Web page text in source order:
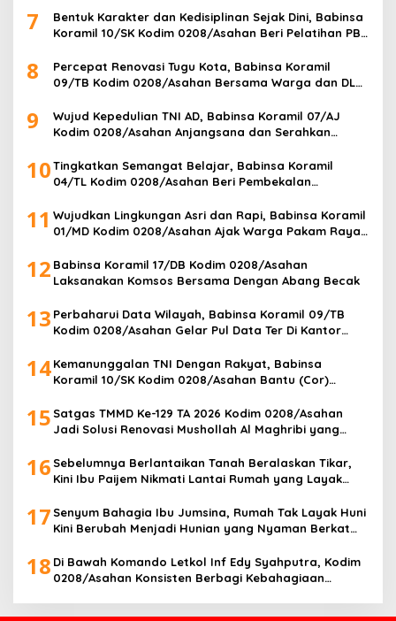
7
Bentuk Karakter dan Kedisiplinan Sejak Dini, Babinsa
Koramil 10/SK Kodim 0208/Asahan Beri Pelatihan PBB
8
Percepat Renovasi Tugu Kota, Babinsa Koramil
09/TB Kodim 0208/Asahan Bersama Warga dan DLH
9
Wujud Kepedulian TNI AD, Babinsa Koramil 07/AJ
Kodim 0208/Asahan Anjangsana dan Serahkan
10Tingkatkan Semangat Belajar, Babinsa Koramil
04/TL Kodim 0208/Asahan Beri Pembekalan
11 Wujudkan Lingkungan Asri dan Rapi, Babinsa Koramil
01/MD Kodim 0208/Asahan Ajak Warga Pakam Raya
12 Babinsa Koramil 17/DB Kodim 0208/Asahan
Laksanakan Komsos Bersama Dengan Abang Becak
13 Perbaharui Data Wilayah, Babinsa Koramil 09/TB
Kodim 0208/Asahan Gelar Pul Data Ter Di Kantor
14Kemanunggalan TNI Dengan Rakyat, Babinsa
Koramil 10/SK Kodim 0208/Asahan Bantu (Cor)
15 Satgas TMMD Ke-129 TA 2026 Kodim 0208/Asahan
Jadi Solusi Renovasi Mushollah Al Maghribi yang
16 Sebelumnya Berlantaikan Tanah Beralaskan Tikar,
Kini Ibu Paijem Nikmati Lantai Rumah yang Layak
17 Senyum Bahagia Ibu Jumsina, Rumah Tak Layak Huni
Kini Berubah Menjadi Hunian yang Nyaman Berkat
18 Di Bawah Komando Letkol Inf Edy Syahputra, Kodim
0208/Asahan Konsisten Berbagi Kebahagiaan